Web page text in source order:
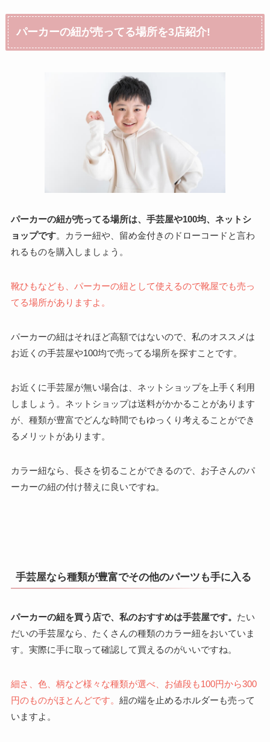
パーカーの紐が売ってる場所を3店紹介!
パーカーの紐が売ってる場所は、手芸屋や100均、ネットシ
ョップです。カラー紐や、留め金付きのドローコードと言わ
れるものを購入しましょう。
靴ひもなども、パーカーの紐として使えるので靴屋でも売っ
てる場所がありますよ。
パーカーの紐はそれほど高額ではないので、私のオススメは
お近くの手芸屋や100均で売ってる場所を探すことです。
お近くに手芸屋が無い場合は、ネットショップを上手く利用
しましょう。ネットショップは送料がかかることがあります
が、種類が豊富でどんな時間でもゆっくり考えることができ
るメリットがあります。
カラー紐なら、長さを切ることができるので、お子さんのパ
ーカーの紐の付け替えに良いですね。
手芸屋なら種類が豊富でその他のパーツも手に入る
パーカーの紐を買う店で、私のおすすめは手芸屋です。 たい
だいの手芸屋なら、たくさんの種類のカラー紐をおいていま
す。実際に手に取って確認して買えるのがいいですね。
細さ、色、柄など様々な種類が選べ、お値段も100円から300
円のものがほとんどです。 紐の端を止めるホルダーも売って
いますよ。